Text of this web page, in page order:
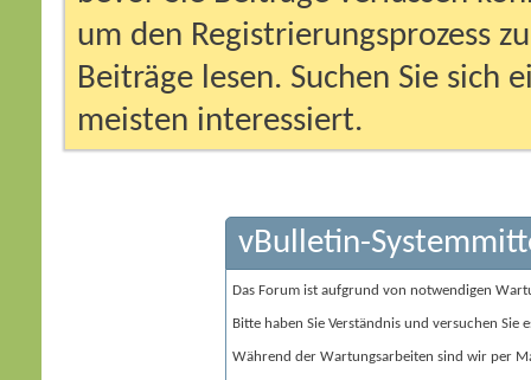
um den Registrierungsprozess
Beiträge lesen. Suchen Sie sich
meisten interessiert.
vBulletin-
Das Forum ist aufgrund von notwendigen
Bitte haben Sie Verständnis und versuchen Sie
Während der Wartungsarbeiten sind wir per